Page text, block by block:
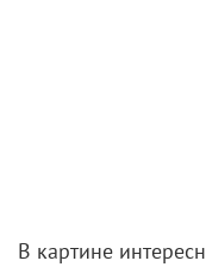
В картине